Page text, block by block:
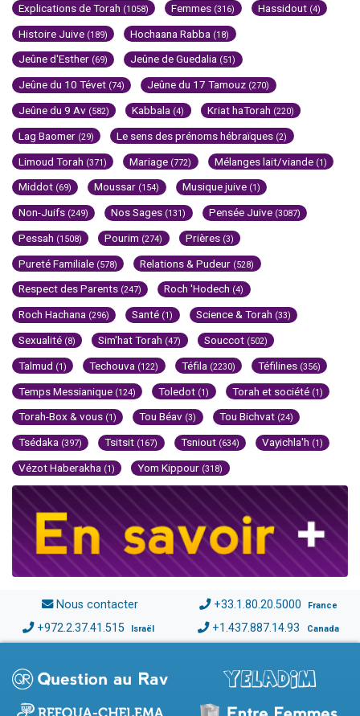
Explications de Torah (1058) Femmes (316) Hassidout (4)
Histoire Juive (189) Hochaana Rabba (18)
Jeûne d'Esther (69) Jeûne de Guedalia (51)
Jeûne du 10 Tévet (74) Jeûne du 17 Tamouz (270)
Jeûne du 9 Av (582) Kabbala (4) Kriat haTorah (220)
Lag Baomer (29) Le sens des prénoms hébraïques (2)
Limoud Torah (371) Mariage (772) Mélanges lait/viande (1)
Middot (69) Moussar (154) Musique juive (1)
Non-Juifs (249) Nos Sages (131) Pensée Juive (3087)
Pessah (1508) Pourim (274) Prières (3)
Pureté Familiale (578) Relations & Pudeur (528)
Respect des Parents (247) Roch 'Hodech (4)
Roch Hachana (296) Santé (1) Science & Torah (33)
Sexualité (8) Sim'hat Torah (47) Souccot (502)
Talmud (1) Techouva (122) Téfila (2230) Téfilines (356)
Temps Messianique (124) Toledot (1) Torah et société (1)
Torah-Box & vous (1) Tou Béav (3) Tou Bichvat (24)
Tsédaka (397) Tsitsit (167) Tsniout (634) Vayichla'h (1)
Vézot Haberakha (1) Yom Kippour (318)
Nous contacter +33.1.80.20.5000 France
+972.2.37.41.515 Israël +1.437.887.14.93 Canada